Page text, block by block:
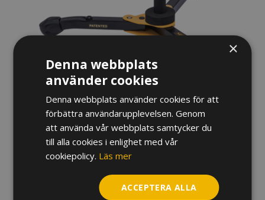
STÄLL HERCULES ALTFLÖJT
DS562BB
kr
×
Denna webbplats
använder cookies
Denna webbplats använder cookies för att
förbättra användarupplevelsen. Genom
att använda vår webbplats samtycker du
till alla cookies i enlighet med vår
cookiepolicy. Läs mer
ACCEPTERA ALLA